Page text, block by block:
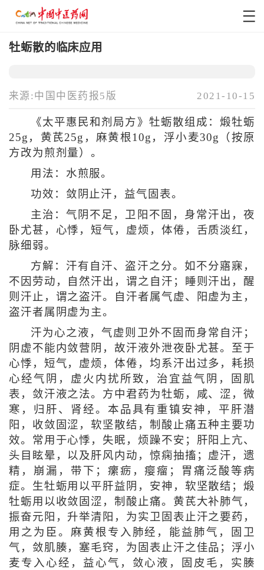
牡蛎散的临床应用
来源:中国中医药报5版 2021-10-15
《太平惠民和剂局方》牡蛎散组成：煅牡蛎
25g，黄芪25g，麻黄根10g，浮小麦30g（按原
方改为煎剂量）。
用法：水煎服。
功效：敛阴止汗，益气固表。
主治：气阴不足，卫阳不固，身常汗出，夜
卧尤甚，心悸，短气，虚烦，体倦，舌质淡红，
脉细弱。
方解：汗有自汗、盗汗之分。如不分寤寐，
不因劳动，自然汗出，谓之自汗；睡则汗出，醒
则汗止，谓之盗汗。自汗者属气虚、阳虚为主，
盗汗者属阴虚为主。
汗为心之液，气虚则卫外不固而身常自汗；
阴虚不能内敛营阴，故汗液外泄夜卧尤甚。至于
心悸，短气，虚烦，体倦，均系汗出过多，耗损
心经气阴，虚火内扰所致，治宜益气阴，固肌
表，敛汗液之法。方中君药为牡蛎，咸、涩，微
寒，归肝、肾经。本品具有重镇安神，平肝潜
阳，收敛固涩，软坚散结，制酸止痛五种主要功
效。常用于心悸，失眠，烦躁不安；肝阳上亢、
头目眩晕，以及肝风内动，惊痫抽搐；虚汗，遗
精，崩漏，带下；瘰疬，瘿瘤；胃痛泛酸等病
症。生牡蛎用以平肝益阴，安神，软坚散结；煅
牡蛎用以收敛固涩，制酸止痛。黄芪大补肺气，
振奋元阳，升举清阳，为实卫固表止汗之要药，
用之为臣。麻黄根专入肺经，能益肺气，固卫
气，敛肌腠，塞毛窍，为固表止汗之佳品；浮小
麦专入心经，益心气，敛心液，固皮毛，实腠